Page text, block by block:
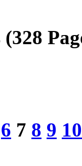
6 7 8 9 10